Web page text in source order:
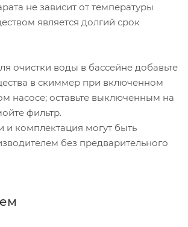
не зависит от температуры
является долгий срок
очистки воды в бассейне добавьте
в скиммер при включенном
насосе; оставьте выключенным на
фильтр.
и комплектация могут быть
без предварительного